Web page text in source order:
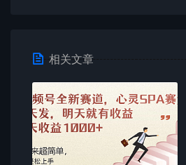
相关文章